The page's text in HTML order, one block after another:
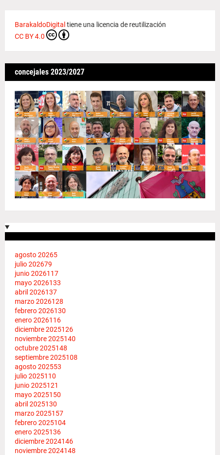
BarakaldoDigital tiene una licencia de reutilización
CC BY 4.0
concejales 2023/2027
agosto 20265
julio 202679
junio 2026117
mayo 2026133
abril 2026137
marzo 2026128
febrero 2026130
enero 2026116
diciembre 2025126
noviembre 2025140
octubre 2025148
septiembre 2025108
agosto 202553
julio 2025110
junio 2025121
mayo 2025150
abril 2025130
marzo 2025157
febrero 2025104
enero 2025136
diciembre 2024146
noviembre 2024148